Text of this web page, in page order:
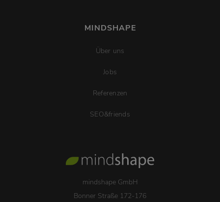
MINDSHAPE
Über uns
Jobs
Referenzen
SEO&friends
mindshape GmbH
Bonner Straße 172-176